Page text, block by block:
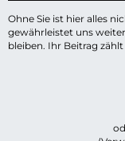
Ohne Sie ist hier alles
gewährleistet uns
bleiben. Ihr Beitrag